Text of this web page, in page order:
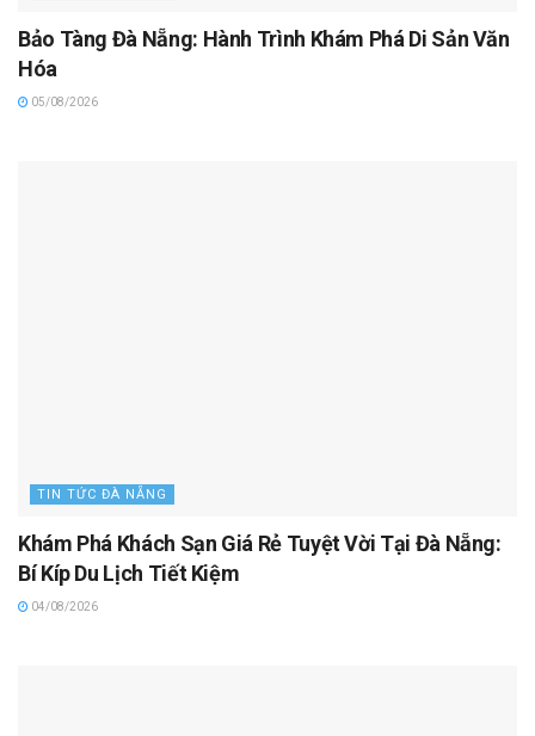
Bảo Tàng Đà Nẵng: Hành Trình Khám Phá Di Sản Văn
Hóa
05/08/2026
TIN TỨC ĐÀ NẴNG
Khám Phá Khách Sạn Giá Rẻ Tuyệt Vời Tại Đà Nẵng:
Bí Kíp Du Lịch Tiết Kiệm
04/08/2026